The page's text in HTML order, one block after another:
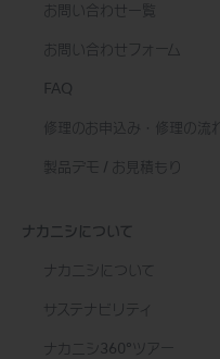
お問い合わせ一覧
お問い合わせフォーム
FAQ
修理のお申込み・修理の流れ
製品デモ / お見積もり
ナカニシについて
ナカニシについて
サステナビリティ
ナカニシ360°ツアー